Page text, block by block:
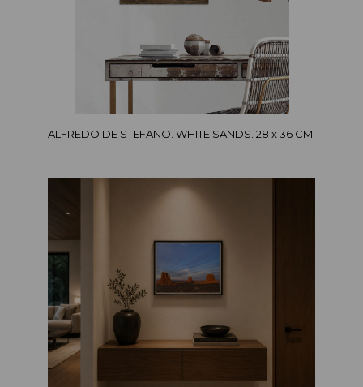
ALFREDO DE STEFANO. WHITE SANDS. 28 x 36 CM.